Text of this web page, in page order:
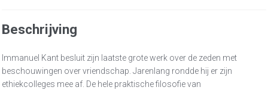
Beschrijving
Immanuel Kant besluit zijn laatste grote werk over de zeden met
beschouwingen over vriendschap. Jarenlang rondde hij er zijn
ethiekcolleges mee af. De hele praktische filosofie van